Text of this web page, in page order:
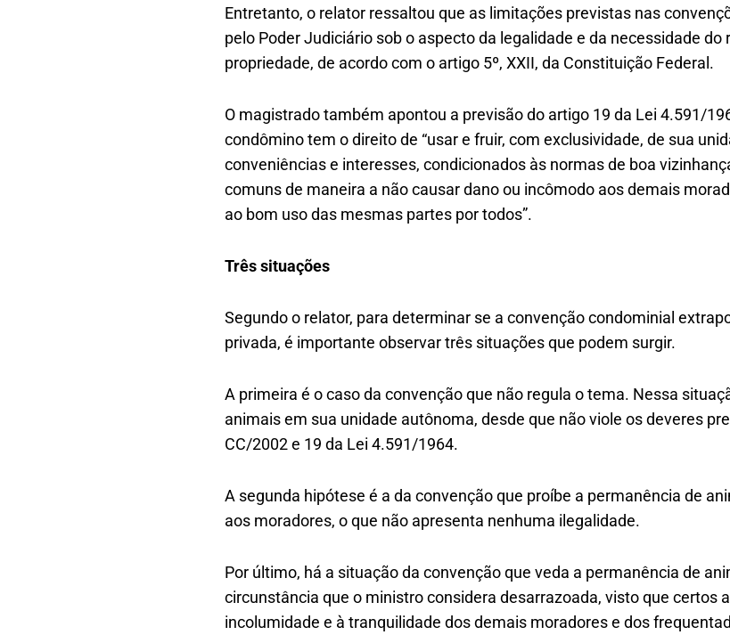
Entretanto, o relator ressaltou que as limitações previstas nas
pelo Poder Judiciário sob o aspecto da legalidade e da necessidade do
propriedade, de acordo com o artigo 5º, XXII, da Constituição Federal.
O magistrado também apontou a previsão do artigo 19 da Lei 4.591/
condômino tem o direito de “usar e fruir, com exclusividade, de sua
conveniências e interesses, condicionados às normas de boa
comuns de maneira a não causar dano ou incômodo aos demais
ao bom uso das mesmas partes por todos”.
Três situações
Segundo o relator, para determinar se a convenção condominial
privada, é importante observar três situações que podem surgir.
A primeira é o caso da convenção que não regula o tema. Nessa
animais em sua unidade autônoma, desde que não viole os deveres
CC/2002 e 19 da Lei 4.591/1964.
A segunda hipótese é a da convenção que proíbe a permanência de
aos moradores, o que não apresenta nenhuma ilegalidade.
Por último, há a situação da convenção que veda a permanência de
circunstância que o ministro considera desarrazoada, visto que certos
incolumidade e à tranquilidade dos demais moradores e dos